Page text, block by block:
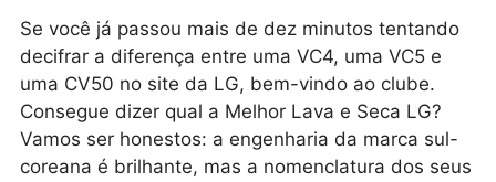
Se você já passou mais de dez minutos tentando
decifrar a diferença entre uma VC4, uma VC5 e
uma CV50 no site da LG, bem-vindo ao clube.
Consegue dizer qual a Melhor Lava e Seca LG?
Vamos ser honestos: a engenharia da marca sul-
coreana é brilhante, mas a nomenclatura dos seus